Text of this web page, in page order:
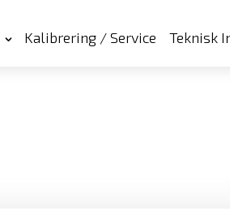
Kalibrering / Service Teknisk